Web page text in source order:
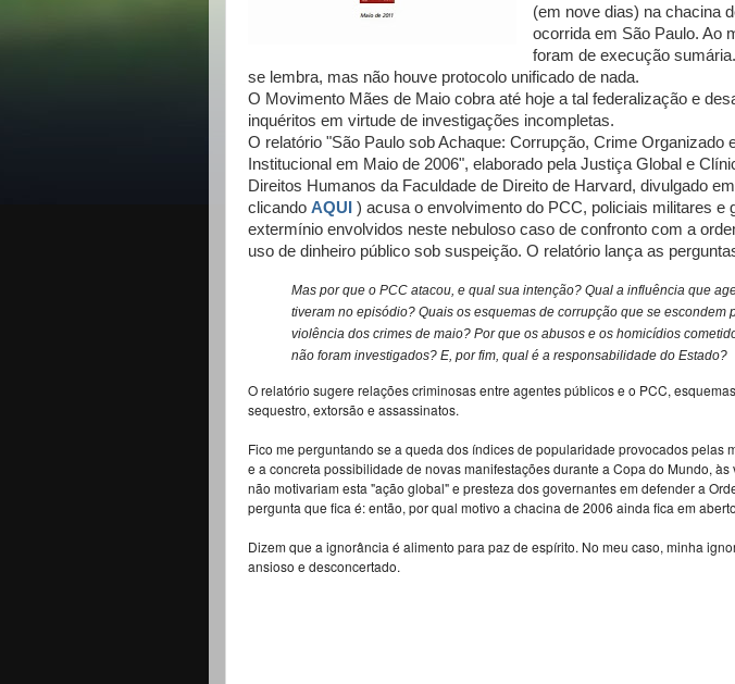
(em nove dias) na chacina
ocorrida em São Paulo. Ao
foram de execução
se lembra, mas não houve protocolo unificado de nada.
O Movimento Mães de Maio cobra até hoje a tal federalização e
inquéritos em virtude de investigações incompletas.
O relatório "São Paulo sob Achaque: Corrupção, Crime Organizado
Institucional em Maio de 2006", elaborado pela Justiça Global e
Direitos Humanos da Faculdade de Direito de Harvard, divulgado
clicando AQUI ) acusa o envolvimento do PCC, policiais militares e
extermínio envolvidos neste nebuloso caso de confronto com a
uso de dinheiro público sob suspeição. O relatório lança as
Mas por que o PCC atacou, e qual sua intenção? Qual a influência que
tiveram no episódio? Quais os esquemas de corrupção que se escondem
violência dos crimes de maio? Por que os abusos e os homicídios
não foram investigados? E, por fim, qual é a responsabilidade do Estado?
O relatório sugere relações criminosas entre agentes públicos e o PCC,
sequestro, extorsão e assassinatos.
Fico me perguntando se a queda dos índices de popularidade provocados pelas
e a concreta possibilidade de novas manifestações durante a Copa do Mundo,
não motivariam esta "ação global" e presteza dos governantes em defender a
pergunta que fica é: então, por qual motivo a chacina de 2006 ainda fica em
Dizem que a ignorância é alimento para paz de espírito. No meu caso, minha
ansioso e desconcertado.